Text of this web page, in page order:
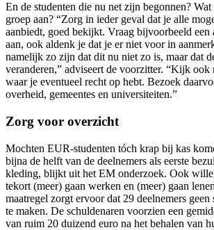
En de studenten die nu net zijn begonnen?
groep aan? “Zorg in ieder geval dat je alle
aanbiedt, goed bekijkt. Vraag bijvoorbeeld een
aan, ook aldenk je dat je er niet voor in
namelijk zo zijn dat dit nu niet zo is, maar dat
veranderen,” adviseert de voorzitter. “Kijk ook
waar je eventueel recht op hebt. Bezoek
overheid, gemeentes en universiteiten.”
Zorg voor overzicht
Mochten EUR-studenten tóch krap bij kas
bijna de helft van de deelnemers als eerste
kleding, blijkt uit het EM onderzoek. Ook
tekort (meer) gaan werken en (meer) gaan
maatregel zorgt ervoor dat 29 deelnemers
te maken. De schuldenaren voorzien een
van ruim 20 duizend euro na het behalen van